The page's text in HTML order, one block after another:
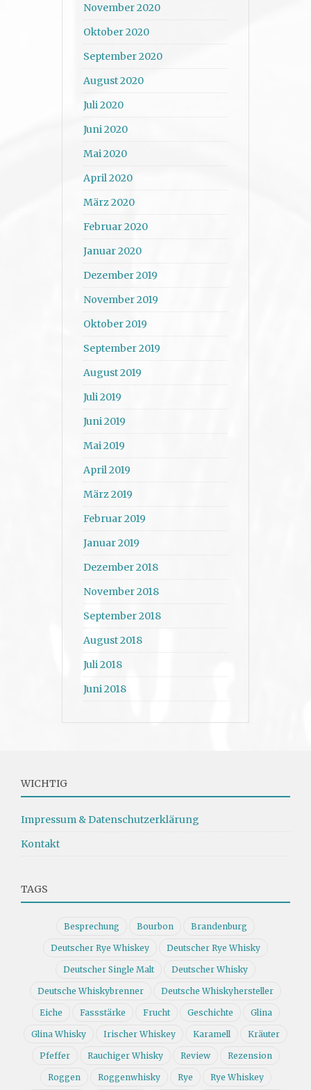
November 2020
Oktober 2020
September 2020
August 2020
Juli 2020
Juni 2020
Mai 2020
April 2020
März 2020
Februar 2020
Januar 2020
Dezember 2019
November 2019
Oktober 2019
September 2019
August 2019
Juli 2019
Juni 2019
Mai 2019
April 2019
März 2019
Februar 2019
Januar 2019
Dezember 2018
November 2018
September 2018
August 2018
Juli 2018
Juni 2018
WICHTIG
Impressum & Datenschutzerklärung
Kontakt
TAGS
Besprechung Bourbon Brandenburg
Deutscher Rye Whiskey Deutscher Rye Whisky
Deutscher Single Malt Deutscher Whisky
Deutsche Whiskybrenner Deutsche Whiskyhersteller
Eiche Fassstärke Frucht Geschichte Glina
Glina Whisky Irischer Whiskey Karamell Kräuter
Pfeffer Rauchiger Whisky Review Rezension
Roggen Roggenwhisky Rye Rye Whiskey